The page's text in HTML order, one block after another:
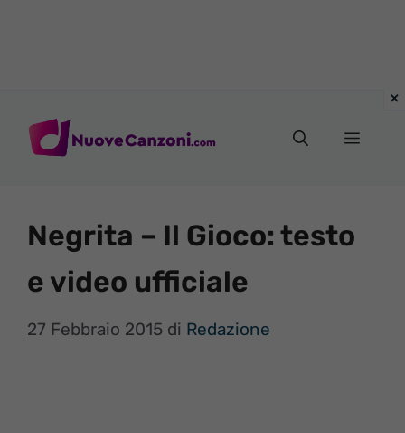
Menu
Negrita – Il Gioco: testo
e video ufficiale
27 Febbraio 2015 di Redazione